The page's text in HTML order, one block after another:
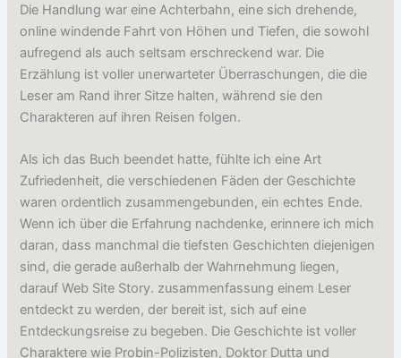
Die Handlung war eine Achterbahn, eine sich drehende,
online windende Fahrt von Höhen und Tiefen, die sowohl
aufregend als auch seltsam erschreckend war. Die
Erzählung ist voller unerwarteter Überraschungen, die die
Leser am Rand ihrer Sitze halten, während sie den
Charakteren auf ihren Reisen folgen.
Als ich das Buch beendet hatte, fühlte ich eine Art
Zufriedenheit, die verschiedenen Fäden der Geschichte
waren ordentlich zusammengebunden, ein echtes Ende.
Wenn ich über die Erfahrung nachdenke, erinnere ich mich
daran, dass manchmal die tiefsten Geschichten diejenigen
sind, die gerade außerhalb der Wahrnehmung liegen,
darauf Web Site Story. zusammenfassung einem Leser
entdeckt zu werden, der bereit ist, sich auf eine
Entdeckungsreise zu begeben. Die Geschichte ist voller
Charaktere wie Probin-Polizisten, Doktor Dutta und